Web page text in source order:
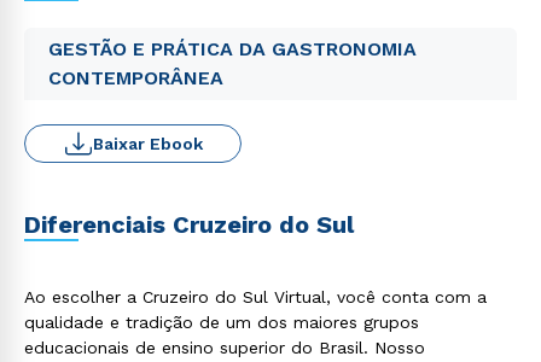
GESTÃO E PRÁTICA DA GASTRONOMIA
CONTEMPORÂNEA
Baixar Ebook
Diferenciais Cruzeiro do Sul
Ao escolher a Cruzeiro do Sul Virtual, você conta com a
qualidade e tradição de um dos maiores grupos
educacionais de ensino superior do Brasil. Nosso